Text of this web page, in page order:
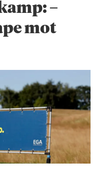
–
mot